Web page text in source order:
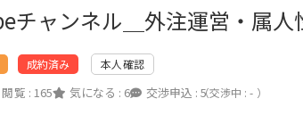
チャンネル＿外注運営・属人
成約済み 本人確認
閲覧 : 165 気になる : 6 交渉申込 :5
（交渉中 : - ）